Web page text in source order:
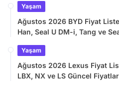
Yaşam
Ağustos 2026 BYD Fiyat
Han, Seal U DM-i, Tang ve
Yaşam
Ağustos 2026 Lexus Fiyat
LBX, NX ve LS Güncel